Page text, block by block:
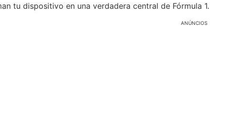
tu dispositivo en una verdadera central de Fórmula 1.
ANÚNCIOS